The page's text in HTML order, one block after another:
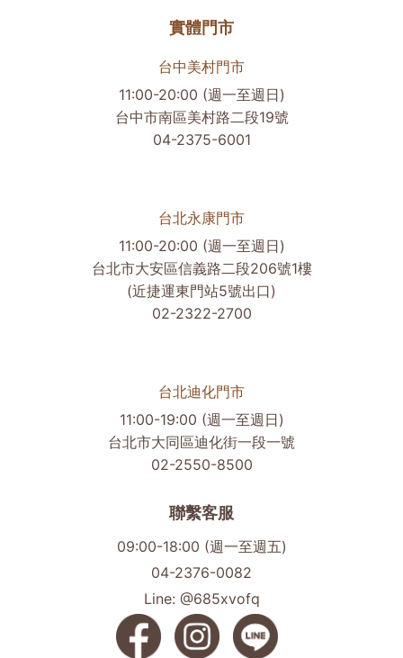
實體門市
台中美村門市
11:00-20:00 (週一至週日)
台中市南區美村路二段19號
04-2375-6001
台北永康門市
11:00-20:00 (週一至週日)
台北市大安區信義路二段206號1樓
(近捷運東門站5號出口)
02-2322-2700
台北迪化門市
11:00-19:00 (週一至週日)
台北市大同區迪化街一段一號
02-2550-8500
聯繫客服
09:00-18:00 (週一至週五)
04-2376-0082
Line: @685xvofq